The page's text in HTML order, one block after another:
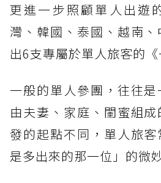
更進一步照顧單人出遊
灣、韓國、泰國、越南
出6支專屬於單人旅客的
一般的單人參團，往往
由夫妻、家庭、閨蜜組
發的起點不同，單人旅
是多出來的那一位」的微